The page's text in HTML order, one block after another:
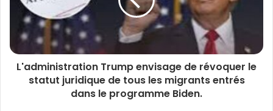
L'administration Trump envisage de révoquer le
statut juridique de tous les migrants entrés
dans le programme Biden.